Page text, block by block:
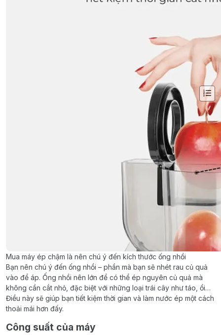
Mua máy ép chậm là nên chú ý đến kích thước ống nhồi
Bạn nên chú ý đến ống nhồi – phần mà bạn sẽ nhét rau củ quả
vào để áp. Ống nhồi nên lớn để có thể ép nguyên củ quả mà
không cần cắt nhỏ, đặc biệt với những loại trái cây như táo, ổi…
Điều này sẽ giúp bạn tiết kiệm thời gian và làm nước ép một cách
thoải mái hơn đấy.
Công suất của máy